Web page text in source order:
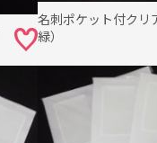
名刺ポケット付クリ
緑）